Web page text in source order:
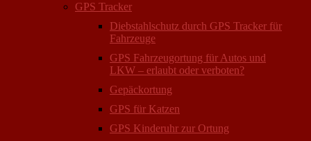
GPS Tracker
Diebstahlschutz durch GPS Tracker für
Fahrzeuge
GPS Fahrzeugortung für Autos und
LKW – erlaubt oder verboten?
Gepäckortung
GPS für Katzen
GPS Kinderuhr zur Ortung